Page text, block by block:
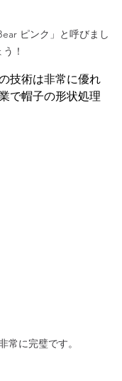
ピンク」と呼びまし
う！
技術は非常に優れ
で帽子の形状処理
常に完璧です。